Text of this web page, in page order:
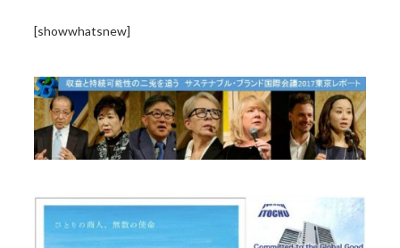
[showwhatsnew]